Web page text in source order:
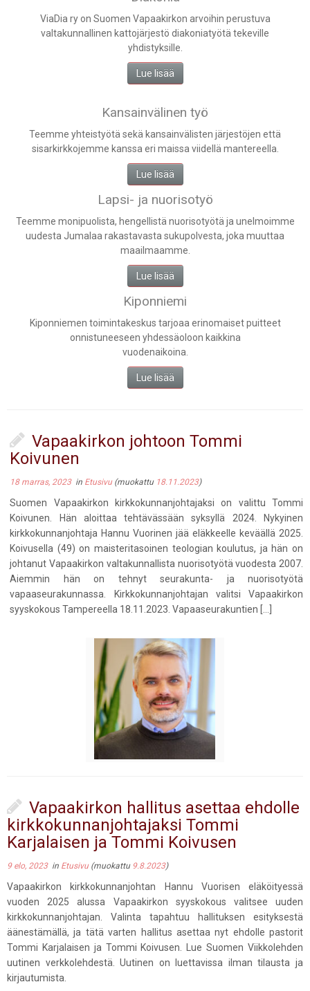
ViaDia ry on Suomen Vapaakirkon arvoihin perustuva
valtakunnallinen kattojärjestö diakoniatyötä tekeville
yhdistyksille.
Lue lisää
Kansainvälinen työ
Teemme yhteistyötä sekä kansainvälisten järjestöjen että
sisarkirkkojemme kanssa eri maissa viidellä mantereella.
Lue lisää
Lapsi- ja nuorisotyö
Teemme monipuolista, hengellistä nuorisotyötä ja unelmoimme
uudesta Jumalaa rakastavasta sukupolvesta, joka muuttaa
maailmaamme.
Lue lisää
Kiponniemi
Kiponniemen toimintakeskus tarjoaa erinomaiset puitteet
onnistuneeseen yhdessäoloon kaikkina
vuodenaikoina.
Lue lisää
Vapaakirkon johtoon Tommi
Koivunen
18 marras, 2023in Etusivu (muokattu 18.11.2023)
Suomen Vapaakirkon kirkkokunnanjohtajaksi on valittu Tommi
Koivunen. Hän aloittaa tehtävässään syksyllä 2024. Nykyinen
kirkkokunnanjohtaja Hannu Vuorinen jää eläkkeelle keväällä 2025.
Koivusella (49) on maisteritasoinen teologian koulutus, ja hän on
johtanut Vapaakirkon valtakunnallista nuorisotyötä vuodesta 2007.
Aiemmin hän on tehnyt seurakunta- ja nuorisotyötä
vapaaseurakunnassa. Kirkkokunnanjohtajan valitsi Vapaakirkon
syyskokous Tampereella 18.11.2023. Vapaaseurakuntien […]
Vapaakirkon hallitus asettaa ehdolle
kirkkokunnanjohtajaksi Tommi
Karjalaisen ja Tommi Koivusen
9 elo, 2023in Etusivu (muokattu 9.8.2023)
Vapaakirkon kirkkokunnanjohtan Hannu Vuorisen eläköityessä
vuoden 2025 alussa Vapaakirkon syyskokous valitsee uuden
kirkkokunnanjohtajan. Valinta tapahtuu hallituksen esityksestä
äänestämällä, ja tätä varten hallitus asettaa nyt ehdolle pastorit
Tommi Karjalaisen ja Tommi Koivusen. Lue Suomen Viikkolehden
uutinen verkkolehdestä. Uutinen on luettavissa ilman tilausta ja
kirjautumista.